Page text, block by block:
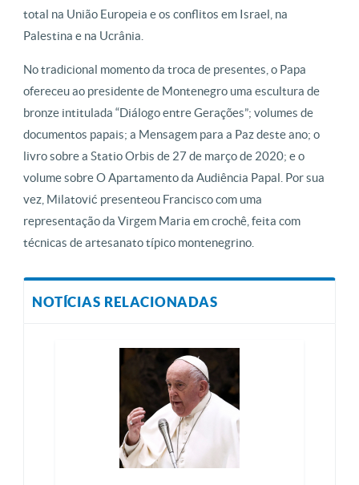
total na União Europeia e os conflitos em Israel, na
Palestina e na Ucrânia.
No tradicional momento da troca de presentes, o Papa
ofereceu ao presidente de Montenegro uma escultura de
bronze intitulada “Diálogo entre Gerações”; volumes de
documentos papais; a Mensagem para a Paz deste ano; o
livro sobre a Statio Orbis de 27 de março de 2020; e o
volume sobre O Apartamento da Audiência Papal. Por sua
vez, Milatović presenteou Francisco com uma
representação da Virgem Maria em crochê, feita com
técnicas de artesanato típico montenegrino.
NOTÍCIAS RELACIONADAS